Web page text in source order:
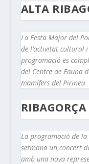
ALTA
La Festa Major del
de l’activitat cultural
programació es
del Centre de Fauna
mamífers del Pirineu
RIBAGORÇA
La programació de
setmana un concert
amb una nova